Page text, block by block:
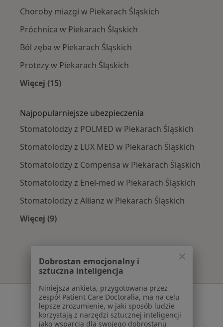
Choroby miazgi w Piekarach Śląskich
Próchnica w Piekarach Śląskich
Ból zęba w Piekarach Śląskich
Protezy w Piekarach Śląskich
Więcej (15)
Najpopularniejsze ubezpieczenia
Stomatolodzy z POLMED w Piekarach Śląskich
Stomatolodzy z LUX MED w Piekarach Śląskich
Stomatolodzy z Compensa w Piekarach Śląskich
Stomatolodzy z Enel-med w Piekarach Śląskich
Stomatolodzy z Allianz w Piekarach Śląskich
Więcej (9)
Serwis
Regulamin
Dobrostan emocjonalny i
sztuczna inteligencja
Niniejsza ankieta, przygotowana przez
zespół Patient Care Doctoralia, ma na celu
lepsze zrozumienie, w jaki sposób ludzie
korzystają z narzędzi sztucznej inteligencji
jako wsparcia dla swojego dobrostanu